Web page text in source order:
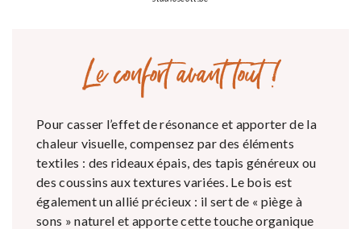
Le confort avant tout !
Pour casser l’effet de résonance et apporter de la
chaleur visuelle, compensez par des éléments
textiles : des rideaux épais, des tapis généreux ou
des coussins aux textures variées. Le bois est
également un allié précieux : il sert de « piège à
sons » naturel et apporte cette touche organique